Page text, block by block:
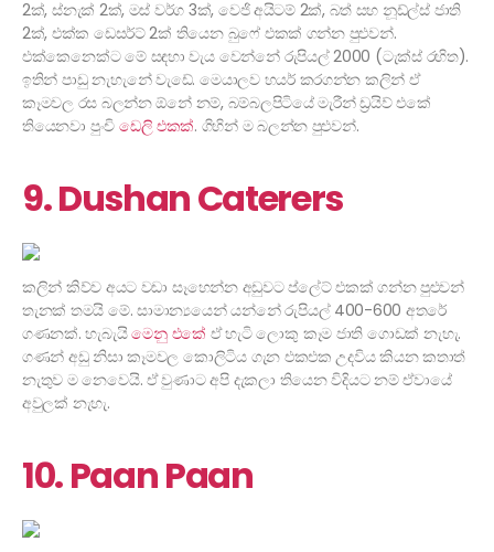
2ක්, ස්නැක් 2ක්, මස් වර්ග 3ක්, වෙජි අයිටම් 2ක්, බත් සහ නූඩ්ල්ස් ජාති
2ක්, එක්ක ඩෙසර්ට් 2ක් තියෙන බුෆේ එකක් ගන්න පුළුවන්.
එක්කෙනෙක්ට මේ සඳහා වැය වෙන්නේ රුපියල් 2000 (ටැක්ස් රහිත).
ඉතින් පාඩු නැහැනේ වැඩේ. මෙයාලව හයර් කරගන්න කලින් ඒ
කෑමවල රස බලන්න ඕනේ නම්, බම්බලපිටියේ මැරීන් ඩ්‍රයිව් එකේ
තියෙනවා පුංචි ඩෙලි එකක්. ගිහින් ම බලන්න පුළුවන්.
9. Dushan Caterers
කලින් කිව්ව අයට වඩා සෑහෙන්න අඩුවට ප්ලේට් එකක් ගන්න පුළුවන්
තැනක් තමයි මේ. සාමාන්‍යයෙන් යන්නේ රුපියල් 400-600 අතරේ
ගණනක්. හැබැයිමෙනු එකේ ඒ හැටි ලොකු කෑම ජාති ගොඩක් නැහැ.
ගණන් අඩු නිසා කෑමවල කොලිටිය ගැන එකඑක උදවිය කියන කතාත්
නැතුව ම නෙවෙයි. ඒ වුණාට අපි දැකලා තියෙන විදියට නම් ඒවායේ
අවුලක් නැහැ.
10. Paan Paan